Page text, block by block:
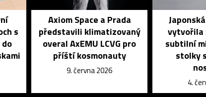
s
Axiom Space a Prada
představili klimatizovaný
overal AxEMU LCVG pro
příští kosmonauty
9. června 2026
vytvořila
subtilní
stolky
4.